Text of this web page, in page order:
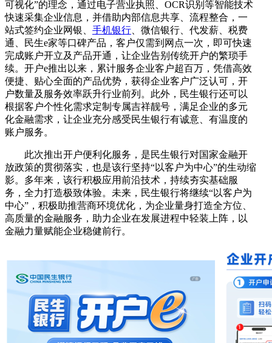
可视化”的理念，通过电子营业执照、OCR识别等智能技术
快速采集企业信息，并借助内部信息共享、流程整合，一
站式签约企业网银、 手机银行 、微信银行、代发薪、税费
通、民生e家等口碑产品，客户仅需到网点一次，即可快速
完成账户开立及产品开通，让企业告别传统开户的繁琐手
续。开户e推出以来，累计服务企业客户超百万，凭借高效
便捷、贴心全面的产品优势，获得企业客户广泛认可，开
户数量及服务效率跃升行业前列。此外，民生银行还可以
根据客户个性化需求定制专属吉祥靓号，满足企业的多元
化金融需求，让企业充分感受民生银行有诚意、有温度的
账户服务。
此次推出开户便利化服务，是民生银行对国家金融开
放政策的贯彻落实，也是该行坚持“以客户为中心”的生动缩
影。多年来，该行积极应用前沿技术，持续夯实基础服
务，全力打造极致体验。未来，民生银行将继续“以客户为
中心”，积极助推营商环境优化，为企业量身打造全方位、
高质量的金融服务，助力企业在发展进程中轻装上阵，以
金融力量赋能企业稳健前行。